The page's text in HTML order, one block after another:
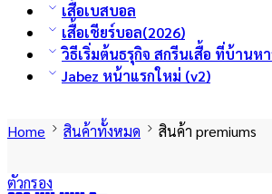
เสื้อเบสบอล
เสื้อเชียร์บอล(2026)
วิธีเริ่มต้นธรุกิจ สกรีนเสื้อ ที่บ้านห
Jabez หน้าแรกใหม่ (v2)
Home สินค้าทั้งหมด สินค้า premiums
ตัวกรอง